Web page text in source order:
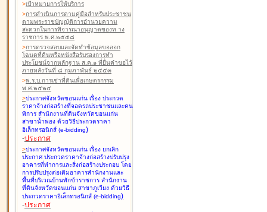
>เป้าหมายการให้บริการ
>การดำเนินการตามคู่มือสำหรับประชาชน
ตามพระราชบัญญัติการอำนวยความ
สะดวกในการพิจารณาอนุญาตของท าง
ราชการ พ.ศ.๒๕๕๘
>การตรวจสอบและจัดทำข้อมูลขอออก
โฉนดที่ดินหรือหนังสือรับรองการทำ
ประโยชน์จากหลักฐาน ส.ค.๑ ที่ยื่นคำขอไว้
ภายหลังวันที่ ๘ กุมภาพันธ์ ๒๕๕๓
>พ.ร.บ.การเช่าที่ดินเพื่อเกษตรกรรม
พ.ศ.๒๕๒๔
>ประกาศจังหวัดขอนแก่น เรื่อง ประกวด
ราคาจ้างก่อสร้างที่จอดรถประชาชนและคน
พิการ สำนักงานที่ดินจังหวัดขอนแก่น
สาขาน้ำพอง ด้วยวิธีประกวดราคา
อิเล็กทรอนิกส์ (e-bidding)
-ประกาศ
>ประกาศจังหวัดขอนแก่น เรื่อง ยกเลิก
ประกาศ ประกวดราคาจ้างก่อสร้างปรับปรุง
อาคารที่ทำการและสิ่งก่อสร้างประกอบ โดย
การปรับปรุงต่อเติมอาคารสำนักงานและ
พื้นที่บริเวณบ้านพักข้าราชการ สำนักงาน
ที่ดินจังหวัดขอนแก่น สาขาภูเวียง ด้วยวิธี
ประกวดราคาอิเล็กทรอนิกส์ (e-bidding)
-ประกาศ